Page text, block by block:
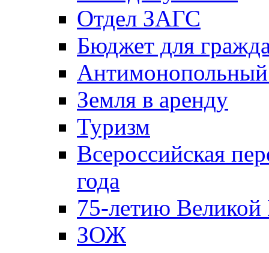
Отдел ЗАГС
Бюджет для
Антимонопольный
Земля в аренду
Туризм
Всероссийская
года
75-летию
ЗОЖ